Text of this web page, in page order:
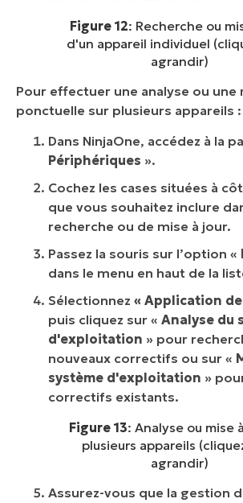
Figure 12: Recherche ou
d'un appareil individuel
agrandir)
Pour effectuer une analyse ou une
ponctuelle sur plusieurs appareils :
Dans NinjaOne, accédez à la
Périphériques ».
Cochez les cases situées à
que vous souhaitez inclure
recherche ou de mise à jour.
Passez la souris sur l’option «
dans le menu en haut de la
Sélectionnez « Application
puis cliquez sur « Analyse du
d'exploitation » pour
nouveaux correctifs ou sur «
système d'exploitation »
correctifs existants.
Figure 13: Analyse ou mise
plusieurs appareils
agrandir)
Assurez-vous que la gestion